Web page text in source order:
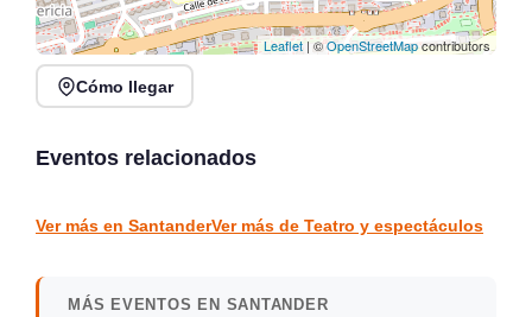
Leaflet | ©OpenStreetMapcontributors
Cómo llegar
Eventos relacionados
ZUMBA en Festival de
Santander
Ver más en SantanderVer más de Teatro y espectáculos
MÁS EVENTOS EN SANTANDER